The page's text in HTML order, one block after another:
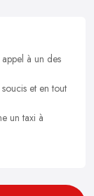
à un des
et en tout
un taxi à